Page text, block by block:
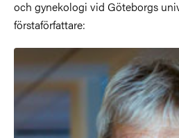
och gynekologi vid Göteborgs
förstaförfattare: